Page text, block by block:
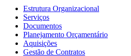
Estrutura Organizacional
Serviços
Documentos
Planejamento Orçamentário
Aquisições
Gestão de Contratos